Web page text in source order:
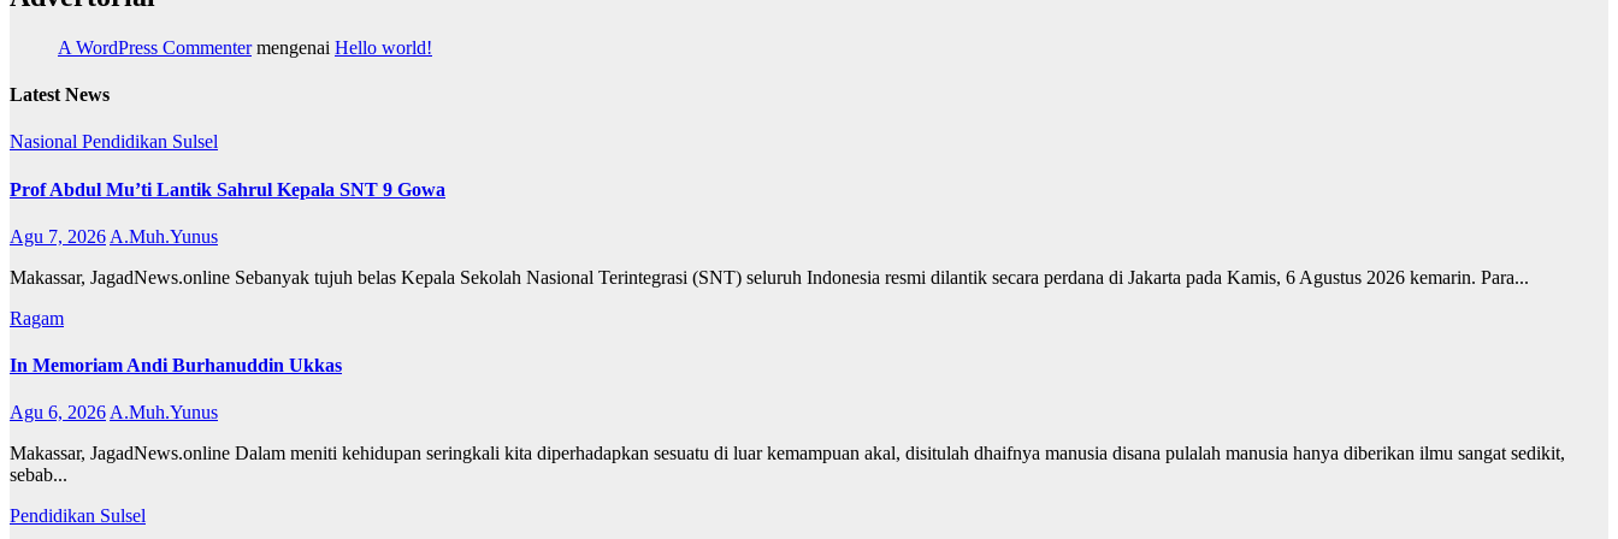
A WordPress Commentermengenai Hello world!
Latest News
Nasional Pendidikan Sulsel
Prof Abdul Mu’ti Lantik Sahrul Kepala SNT 9 Gowa
Agu 7, 2026 A.Muh.Yunus
Makassar, JagadNews.online Sebanyak tujuh belas Kepala Sekolah Nasional Terintegrasi (SNT) seluruh Indonesia resmi dilantik secara perdana di Jakarta pada Kamis, 6 Agustus 2026 kemarin. Para...
Ragam
In Memoriam Andi Burhanuddin Ukkas
Agu 6, 2026A.Muh.Yunus
Makassar, JagadNews.online Dalam meniti kehidupan seringkali kita diperhadapkan sesuatu di luar kemampuan akal, disitulah dhaifnya manusia disana pulalah manusia hanya diberikan ilmu sangat sedikit,
sebab...
Pendidikan Sulsel